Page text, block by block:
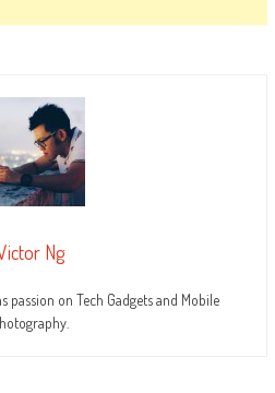
Ng
passion on Tech Gadgets and Mobile